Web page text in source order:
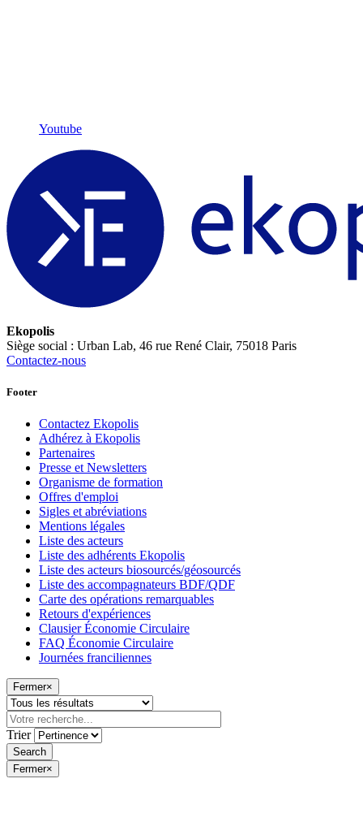
Youtube
Ekopolis
Siège social : Urban Lab, 46 rue René Clair, 75018 Paris
Contactez-nous
Footer
Contactez Ekopolis
Adhérez à Ekopolis
Partenaires
Presse et Newsletters
Organisme de formation
Offres d'emploi
Sigles et abréviations
Mentions légales
Liste des acteurs
Liste des adhérents Ekopolis
Liste des acteurs biosourcés/géosourcés
Liste des accompagnateurs BDF/QDF
Carte des opérations remarquables
Retours d'expériences
Clausier Économie Circulaire
FAQ Économie Circulaire
Journées franciliennes
Fermer×
Trier
Fermer×